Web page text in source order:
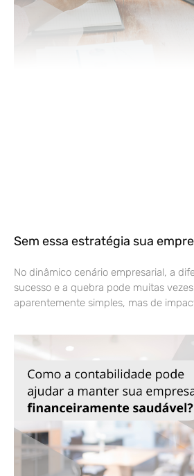
Sem essa estratégia sua
No dinâmico cenário empresarial, a
sucesso e a quebra pode muitas
aparentemente simples, mas de